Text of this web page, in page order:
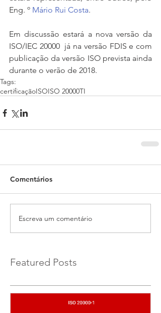
Eng. º Mário Rui Costa.
Em discussão estará a nova versão da
ISO/IEC 20000  já na versão FDIS e com
publicação da versão ISO prevista ainda
durante o verão de 2018.
Tags:
certificaçãoISOISO 20000TI
Comentários
Escreva um comentário
Featured Posts